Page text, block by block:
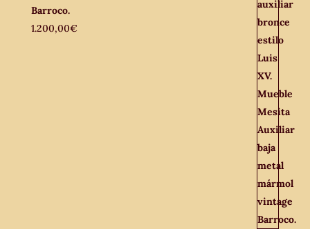
Barroco.
1.200,00€